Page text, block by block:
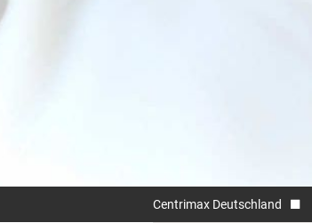
Centrimax Deutschland